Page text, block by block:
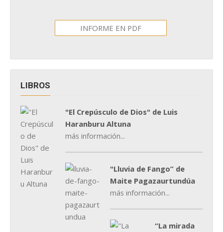
INFORME EN PDF
LIBROS
"El Crepúsculo de Dios" de Luis
Haranburu Altuna
más información...
"Lluvia de Fango” de
Maite Pagazaurtundúa
más información...
“La mirada